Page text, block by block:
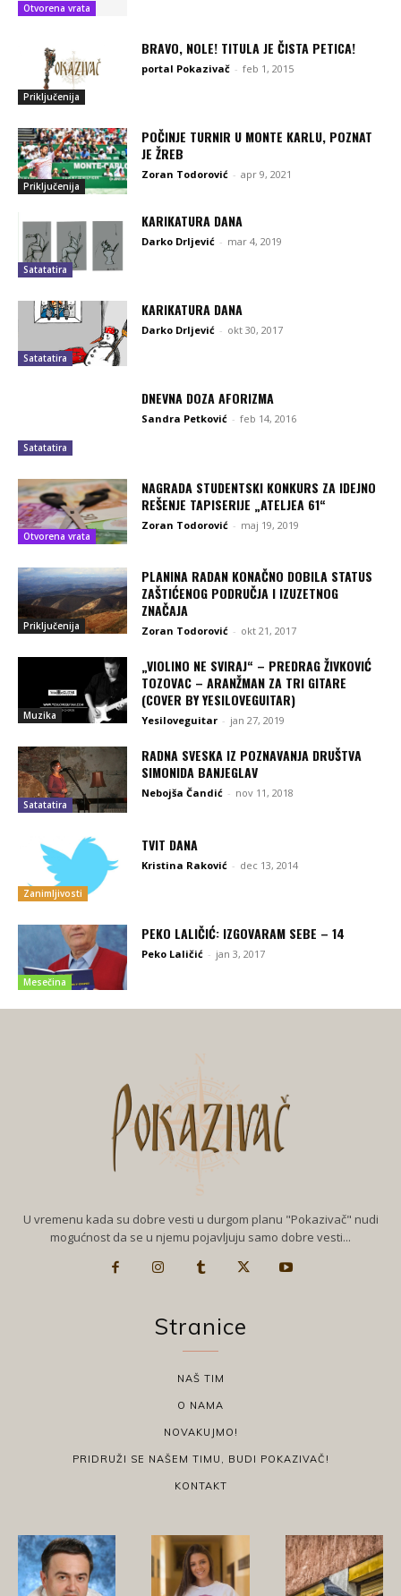
Otvorena vrata
Priključenija
BRAVO, NOLE! TITULA JE ČISTA PETICA!
portal Pokazivač - feb 1, 2015
Priključenija
POČINJE TURNIR U MONTE KARLU, POZNAT
JE ŽREB
Zoran Todorović - apr 9, 2021
Satatatira
KARIKATURA DANA
Darko Drljević - mar 4, 2019
Satatatira
KARIKATURA DANA
Darko Drljević - okt 30, 2017
Satatatira
DNEVNA DOZA AFORIZMA
Sandra Petković - feb 14, 2016
Otvorena vrata
NAGRADA STUDENTSKI KONKURS ZA IDEJNO
REŠENJE TAPISERIJE „ATELJEA 61“
Zoran Todorović - maj 19, 2019
Priključenija
PLANINA RADAN KONAČNO DOBILA STATUS
ZAŠTIĆENOG PODRUČJA I IZUZETNOG
ZNAČAJA
Zoran Todorović - okt 21, 2017
Muzika
„VIOLINO NE SVIRAJ“ – PREDRAG ŽIVKOVIĆ
TOZOVAC – ARANŽMAN ZA TRI GITARE
(COVER BY YESILOVEGUITAR)
Yesiloveguitar - jan 27, 2019
Satatatira
RADNA SVESKA IZ POZNAVANJA DRUŠTVA
SIMONIDA BANJEGLAV
Nebojša Čandić - nov 11, 2018
Zanimljivosti
TVIT DANA
Kristina Raković - dec 13, 2014
Mesečina
PEKO LALIČIĆ: IZGOVARAM SEBE – 14
Peko Laličić - jan 3, 2017
U vremenu kada su dobre vesti u durgom planu "Pokazivač" nudi
mogućnost da se u njemu pojavljuju samo dobre vesti...
Stranice
NAŠ TIM
O NAMA
NOVAKUJMO!
PRIDRUŽI SE NAŠEM TIMU, BUDI POKAZIVAČ!
KONTAKT